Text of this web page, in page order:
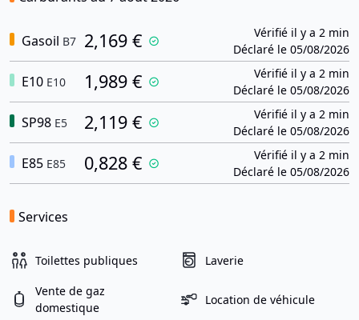
Gasoil B7 2,169 €
Vérifié il y a 2 min
Déclaré le 05/08/2026
E10 E10 1,989 €
Vérifié il y a 2 min
Déclaré le 05/08/2026
SP98 E5 2,119 €
Vérifié il y a 2 min
Déclaré le 05/08/2026
E85 E85 0,828 €
Vérifié il y a 2 min
Déclaré le 05/08/2026
Services
Toilettes publiques Laverie
Vente de gaz
domestique
Location de véhicule